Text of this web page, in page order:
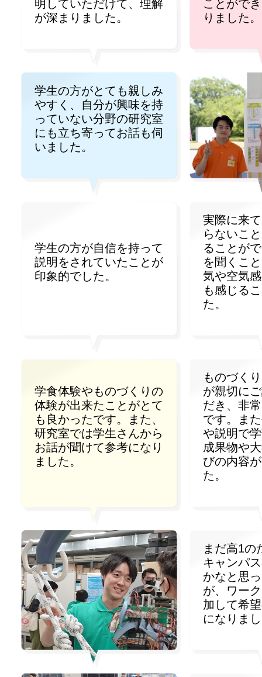
明していただけて、理解
が深まりました。
ことがで
りました。
学生の方がとても親しみ
やすく、自分が興味を持
っていない分野の研究室
にも立ち寄ってお話も伺
いました。
学生の方が自信を持って
説明をされていたことが
印象的でした。
実際に来
らないこ
ることが
を聞くこ
気や空気
も感じる
た。
学食体験やものづくりの
体験が出来たことがとて
も良かったです。また、
研究室では学生さんから
お話が聞けて参考になり
ました。
ものづく
が親切に
だき、非
です。ま
や説明で
成果物や
びの内容
た。
まだ高1の
キャンパ
かなと思
が、ワー
加して希
になりま